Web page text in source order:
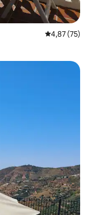
4,87 de uma
4,87 (75)